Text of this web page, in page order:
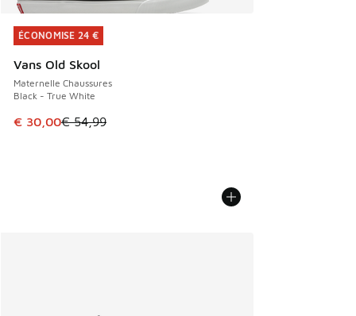
ÉCONOMISE 24 €
Vans Old Skool
Maternelle Chaussures
Black - True White
Cet article est en promotion. Prix en baisse de € 54,99 à
€ 30,00€ 54,99
ÉCONOMISE 24 €